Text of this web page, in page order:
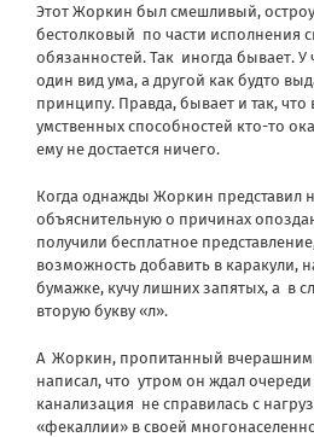
Этот Жоркин был смешливый,
бестолковый по части исполнения
обязанностей. Так иногда бывает. У
один вид ума, а другой как будто
принципу. Правда, бывает и так, что
умственных способностей кто-то
ему не достается ничего.
Когда однажды Жоркин представил
объяснительную о причинах
получили бесплатное
возможность добавить в каракули,
бумажке, кучу лишних запятых, а в
вторую букву «л».
А Жоркин, пропитанный
написал, что утром он ждал очереди
канализация не справилась с
«фекаллии» в своей